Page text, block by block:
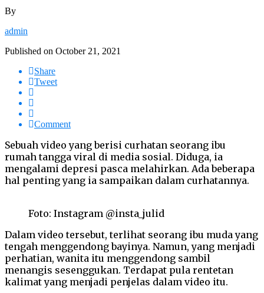
By
admin
Published on October 21, 2021
Share
Tweet
Comment
Sebuah video yang berisi curhatan seorang ibu
rumah tangga viral di media sosial. Diduga, ia
mengalami depresi pasca melahirkan. Ada beberapa
hal penting yang ia sampaikan dalam curhatannya.
Foto: Instagram @insta_julid
Dalam video tersebut, terlihat seorang ibu muda yang
tengah menggendong bayinya. Namun, yang menjadi
perhatian, wanita itu menggendong sambil
menangis sesenggukan. Terdapat pula rentetan
kalimat yang menjadi penjelas dalam video itu.